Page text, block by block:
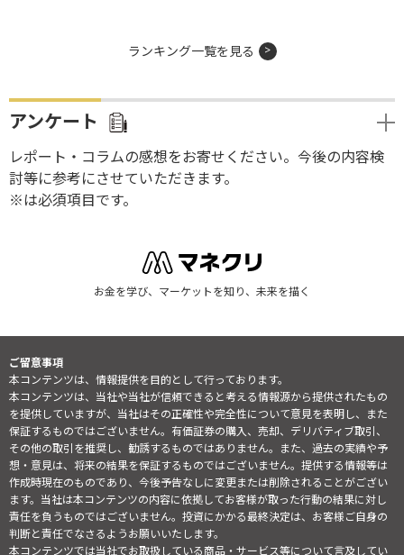
ランキング一覧を見る
アンケート
レポート・コラムの感想をお寄せください。今後の内容検
討等に参考にさせていただきます。
※は必須項目です。
お金を学び、マーケットを知り、未来を描く
ご留意事項
本コンテンツは、情報提供を目的として行っております。
本コンテンツは、当社や当社が信頼できると考える情報源から提供されたもの
を提供していますが、当社はその正確性や完全性について意見を表明し、また
保証するものではございません。有価証券の購入、売却、デリバティブ取引、
その他の取引を推奨し、勧誘するものではありません。また、過去の実績や予
想・意見は、将来の結果を保証するものではございません。提供する情報等は
作成時現在のものであり、今後予告なしに変更または削除されることがござい
ます。当社は本コンテンツの内容に依拠してお客様が取った行動の結果に対し
責任を負うものではございません。投資にかかる最終決定は、お客様ご自身の
判断と責任でなさるようお願いいたします。
本コンテンツでは当社でお取扱している商品・サービス等について言及してい